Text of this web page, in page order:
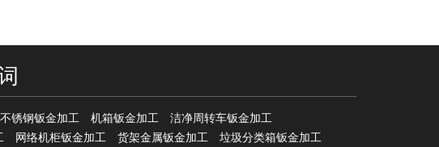
锈钢钣金加工 机箱钣金加工
洁净周转车钣金加工
网络机柜钣金加工 货架金属钣金加工
垃圾分类箱钣金加工